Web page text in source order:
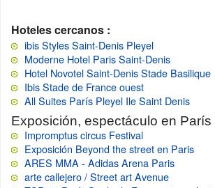
Hoteles cercanos :
ibis Styles Saint-Denis Pleyel
Moderne Hotel Paris Saint-Denis
Hotel Novotel Saint-Denis Stade Basilique
Ibis Stade de France ouest
All Suites París Pleyel Ile Saint Denis
Exposición, espectáculo en París
Impromptus circus Festival
Exposición Beyond the street en Paris
ARES MMA - Adidas Arena Paris
arte callejero / Street art Avenue